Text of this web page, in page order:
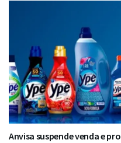
Anvisa suspende venda e